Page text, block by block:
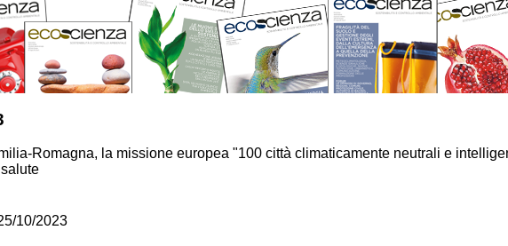
Romagna, la missione europea "100 città climaticamente neutrali e
10/2023